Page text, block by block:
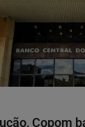
Copom